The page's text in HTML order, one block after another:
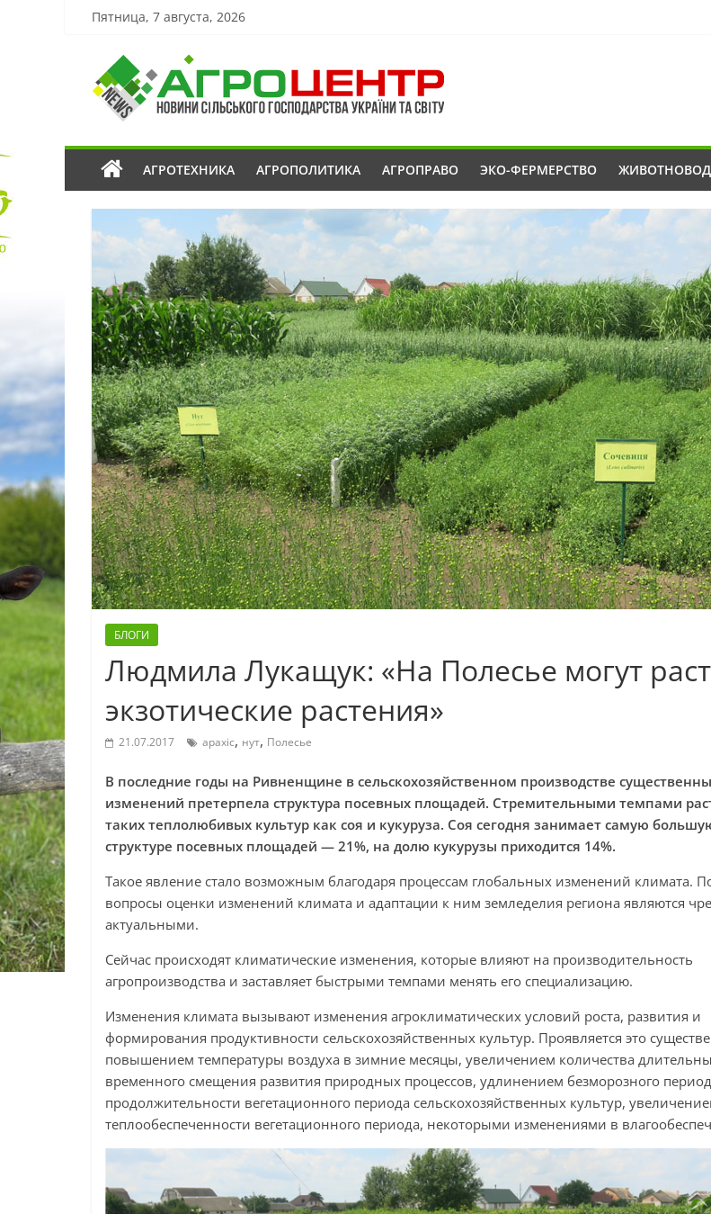
Пятница, 7 августа, 2026
АГРОТЕХНИКА АГРОПОЛИТИКА АГРОПРАВО ЭКО-ФЕРМЕРСТВО
БЛОГИ
Людмила Лукащук: «На Полесье могут
экзотические растения»
21.07.2017 арахіс, нут, Полесье
В последние годы на Ривненщине в сельскохозяйственном производстве
изменений претерпела структура посевных площадей. Стремительными темпами
таких теплолюбивых культур как соя и кукуруза. Соя сегодня занимает самую
структуре посевных площадей — 21%, на долю кукурузы приходится 14%.
Такое явление стало возможным благодаря процессам глобальных изменений климата.
вопросы оценки изменений климата и адаптации к ним земледелия региона являются
актуальными.
Сейчас происходят климатические изменения, которые влияют на производительность
агропроизводства и заставляет быстрыми темпами менять его специализацию.
Изменения климата вызывают изменения агроклиматических условий роста, развития и
формирования продуктивности сельскохозяйственных культур. Проявляется это
повышением температуры воздуха в зимние месяцы, увеличением количества
временного смещения развития природных процессов, удлинением безморозного
продолжительности вегетационного периода сельскохозяйственных культур,
теплообеспеченности вегетационного периода, некоторыми изменениями в